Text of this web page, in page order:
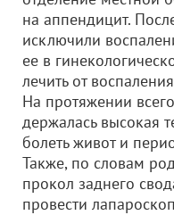
на аппендицит.
исключили
ее в
лечить от
На протяжении
держалась высокая
болеть живот и
Также, по словам
прокол заднего
провести